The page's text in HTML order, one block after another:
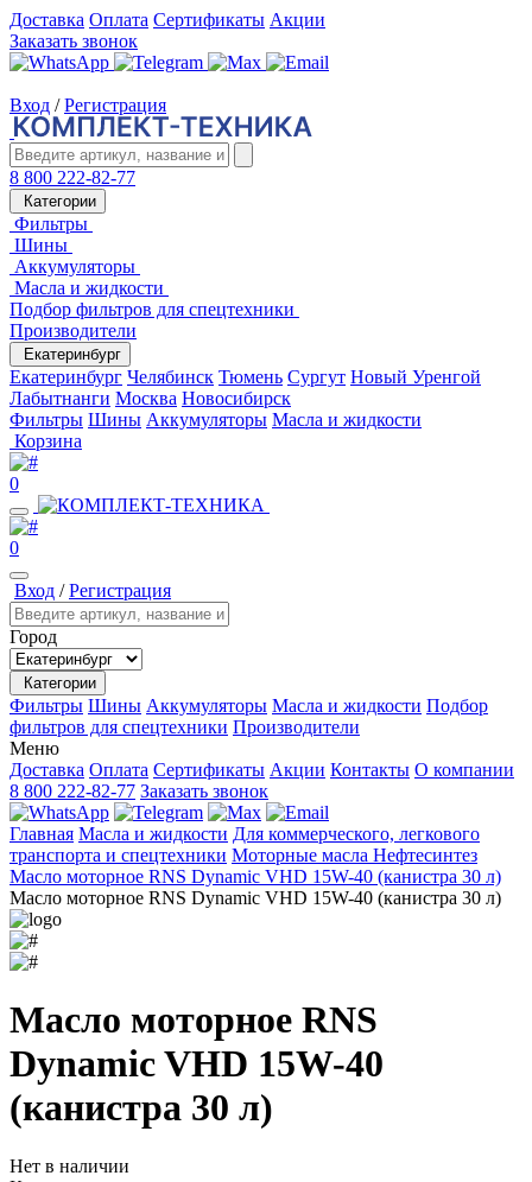
Доставка Оплата Сертификаты Акции
Заказать звонок
Вход / Регистрация
8 800 222-82-77
Категории
Фильтры
Шины
Аккумуляторы
Масла и жидкости
Подбор фильтров для спецтехники
Производители
Екатеринбург
Екатеринбург Челябинск Тюмень Сургут Новый Уренгой
Лабытнанги Москва Новосибирск
Фильтры Шины Аккумуляторы Масла и жидкости
Корзина
0
0
Вход /Регистрация
Город
Категории
Фильтры Шины Аккумуляторы Масла и жидкости Подбор
фильтров для спецтехники Производители
Меню
Доставка Оплата Сертификаты Акции Контакты О компании
8 800 222-82-77 Заказать звонок
Главная Масла и жидкости Для коммерческого, легкового
транспорта и спецтехники Моторные масла Нефтесинтез
Масло моторное RNS Dynamic VHD 15W-40 (канистра 30 л)
Масло моторное RNS Dynamic VHD 15W-40 (канистра 30 л)
Масло моторное RNS
Dynamic VHD 15W-40
(канистра 30 л)
Нет в наличии